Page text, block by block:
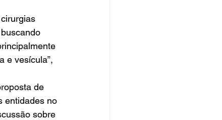
e vesícula”,
de
entidades no
sobre